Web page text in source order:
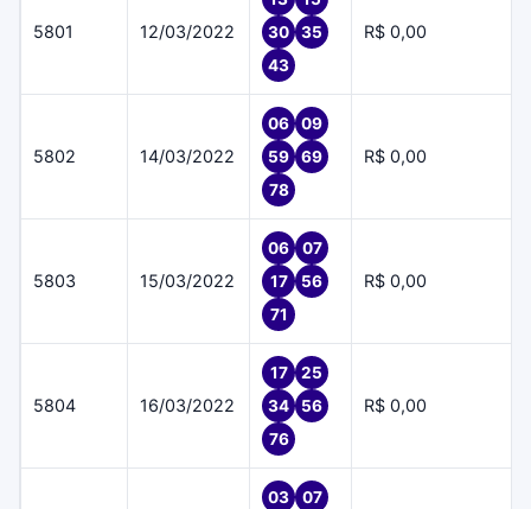
5801 12/03/2022
30
35
43
R$ 0,00
5802 14/03/2022
06
09
59
69
78
R$ 0,00
5803 15/03/2022
06
07
17
56
71
R$ 0,00
5804 16/03/2022
17
25
34
56
76
R$ 0,00
03
07